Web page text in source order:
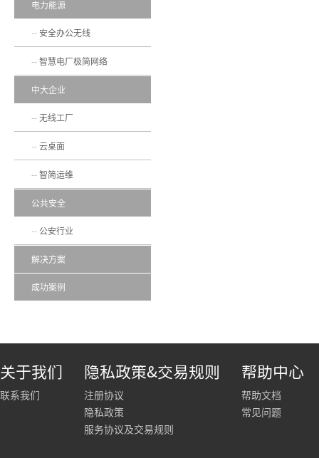
电力能源
安全办公无线
智慧电厂极简网络
中大企业
无线工厂
云桌面
智简运维
公共安全
公安行业
解决方案
成功案例
关于我们
联系我们
隐私政策&交易规则
注册协议
隐私政策
服务协议及交易规则
帮助中心
帮助文档
常见问题